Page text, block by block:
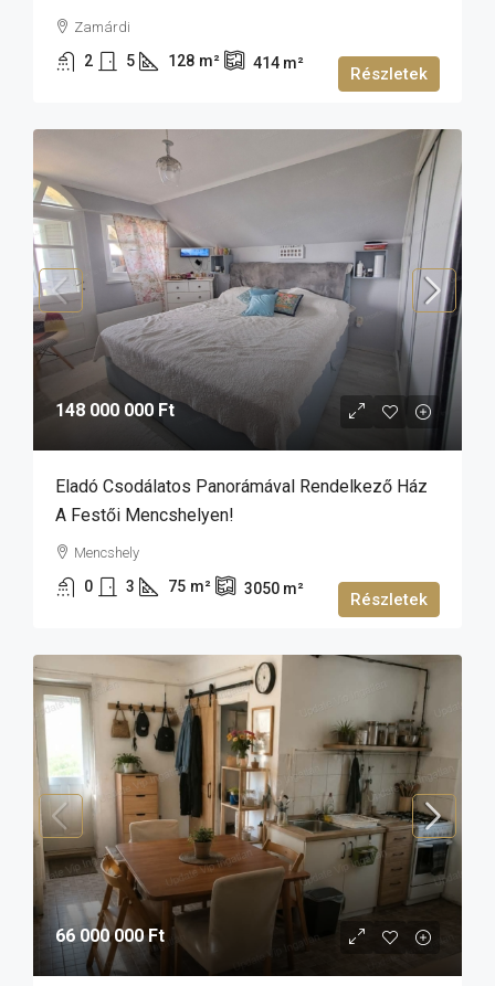
Zamárdi
2 5 128 m² 414 m²
Részletek
148 000 000 Ft
Eladó Csodálatos Panorámával Rendelkező Ház
A Festői Mencshelyen!
Mencshely
0 3 75 m² 3050 m²
Részletek
66 000 000 Ft